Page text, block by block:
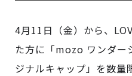
4月11日（金）から、
た方に「mozo ワンダー
ジナルキャップ」を数量